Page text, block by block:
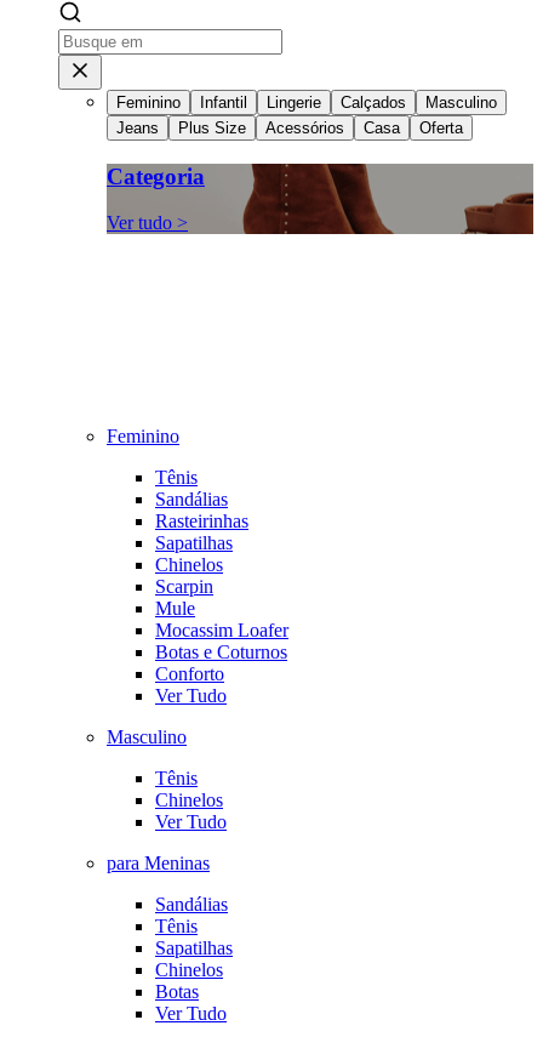
Feminino Infantil Lingerie Calçados
Masculino
Jeans
Plus Size Acessórios Casa Oferta
Categoria
Ver tudo >
Feminino
Tênis
Sandálias
Rasteirinhas
Sapatilhas
Chinelos
Scarpin
Mule
Mocassim Loafer
Botas e Coturnos
Conforto
Ver Tudo
Masculino
Tênis
Chinelos
Ver Tudo
para Meninas
Sandálias
Tênis
Sapatilhas
Chinelos
Botas
Ver Tudo